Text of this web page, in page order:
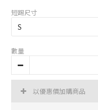
短踢尺寸
數量
以優惠價加購商品